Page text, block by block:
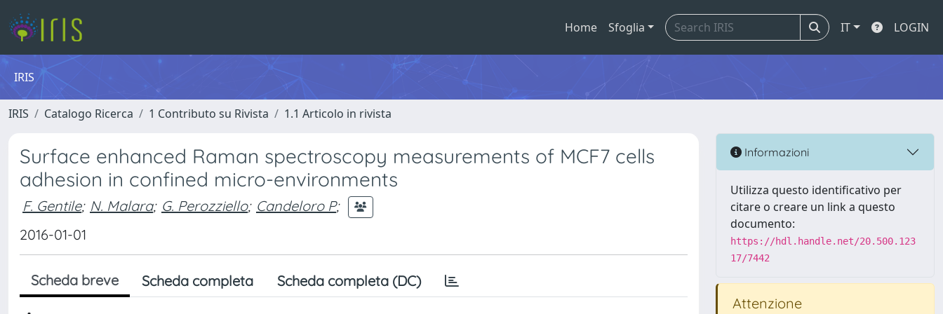
Home Sfoglia IT LOGIN
IRIS
IRIS Catalogo Ricerca 1 Contributo su Rivista 1.1 Articolo in rivista
Surface enhanced Raman spectroscopy measurements of MCF7 cells
adhesion in confined micro-environments
F. Gentile; N. Malara; G. Perozziello; Candeloro P;
2016-01-01
Scheda breve Scheda completa Scheda completa (DC)
Informazioni
Utilizza questo identificativo per
citare o creare un link a questo
documento:
https://hdl.handle.net/20.500.123
17/7442
Attenzione